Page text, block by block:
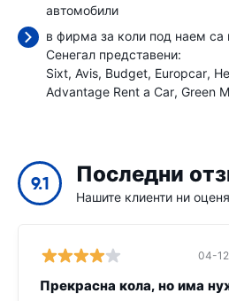
автомобили
в фирма за коли под наем са
Сенегал представени:
Sixt Avis Budget Europcar
Advantage Rent a Car Green
9.1 Последни
Нашите клиенти ни
04-